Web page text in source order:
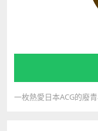
一枚熱愛日本ACG的廢